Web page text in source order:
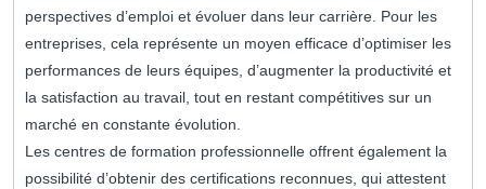
perspectives d’emploi et évoluer dans leur carrière. Pour les
entreprises, cela représente un moyen efficace d’optimiser les
performances de leurs équipes, d’augmenter la productivité et
la satisfaction au travail, tout en restant compétitives sur un
marché en constante évolution.
Les centres de formation professionnelle offrent également la
possibilité d’obtenir des certifications reconnues, qui attestent